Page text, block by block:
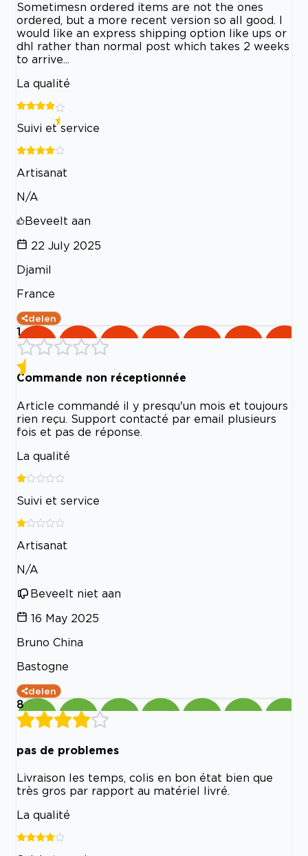
Sometimesn ordered items are not the ones
ordered, but a more recent version so all good. I
would like an express shipping option like ups or
dhl rather than normal post which takes 2 weeks
to arrive...
La qualité
Suivi et service
Artisanat
N/A
Beveelt aan
22 July 2025
Djamil
France
delen
1
Commande non réceptionnée
Article commandé il y presqu'un mois et toujours
rien reçu. Support contacté par email plusieurs
fois et pas de réponse.
La qualité
Suivi et service
Artisanat
N/A
Beveelt niet aan
16 May 2025
Bruno China
Bastogne
delen
8
pas de problemes
Livraison les temps, colis en bon état bien que
très gros par rapport au matériel livré.
La qualité